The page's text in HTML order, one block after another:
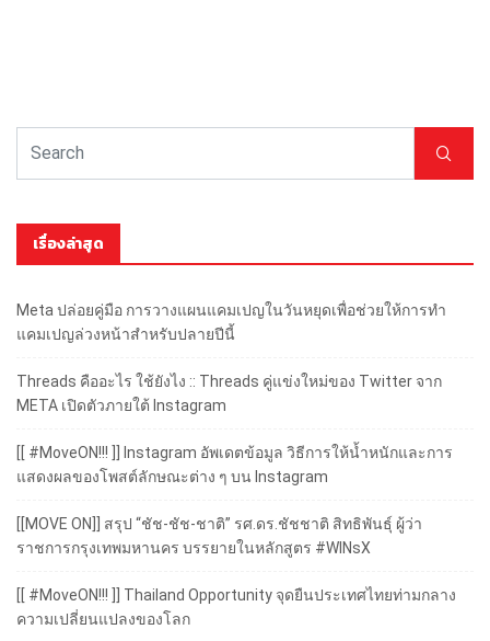
เรื่องล่าสุด
Meta ปล่อยคู่มือ การวางแผนแคมเปญในวันหยุดเพื่อช่วยให้การทำ
แคมเปญล่วงหน้าสำหรับปลายปีนี้
Threads คืออะไร ใช้ยังไง :: Threads คู่แข่งใหม่ของ Twitter จาก
META เปิดตัวภายใต้ Instagram
[[ #MoveON!!! ]] Instagram อัพเดตข้อมูล วิธีการให้น้ำหนักและการ
แสดงผลของโพสต์ลักษณะต่าง ๆ บน Instagram
[[MOVE ON]] สรุป “ชัช-ชัช-ชาติ” รศ.ดร.ชัชชาติ สิทธิพันธุ์ ผู้ว่า
ราชการกรุงเทพมหานคร บรรยายในหลักสูตร #WINsX
[[ #MoveON!!! ]] Thailand Opportunity จุดยืนประเทศไทยท่ามกลาง
ความเปลี่ยนแปลงของโลก